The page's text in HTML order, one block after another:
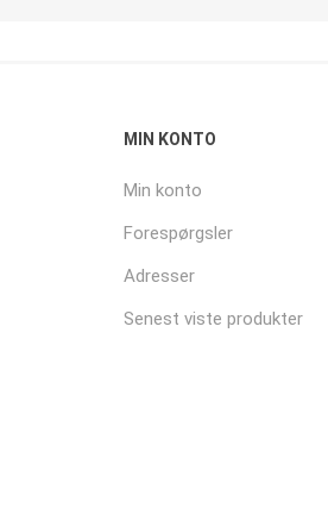
MIN KONTO
Min konto
Forespørgsler
Adresser
Senest viste produkter